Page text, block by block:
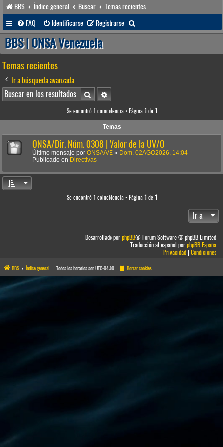
BBS Índice general Buscar
Temas recientes
FAQ
Identificarse Registrarse
u
BBS | ONSA Venezuela
Temas recientes
Ir a búsqueda avanzada
BuscarBúsqueda avanzada
Se encontró 1 coincidencia • Página 1 de 1
Temas
ONSA/Dir. Núm. 0308 | Valor de la UV/O
Último mensaje por ONSA/VE « Dom. 02AGO2026, 14:04
Publicado en Directivas
Se encontró 1 coincidencia • Página 1 de 1
Ir a
Desarrollado porphpBB® Forum Software © phpBB Limited
Traducción al español porphpBB España
Privacidad|Condiciones
BBS Índice general Todos los horarios sonUTC-04:00 Borrar cookies